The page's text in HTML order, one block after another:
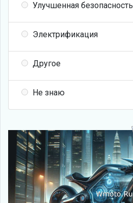
Улучшенная безопасность
Электрификация
Другое
Не знаю